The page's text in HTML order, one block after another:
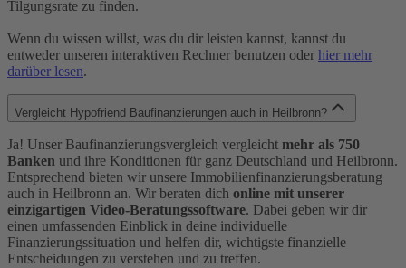
Tilgungsrate zu finden.
Wenn du wissen willst, was du dir leisten kannst, kannst du
entweder unseren interaktiven Rechner benutzen oder hier mehr
darüber lesen.
Vergleicht Hypofriend Baufinanzierungen auch in Heilbronn?
Ja! Unser Baufinanzierungsvergleich vergleicht mehr als 750
Banken und ihre Konditionen für ganz Deutschland und Heilbronn.
Entsprechend bieten wir unsere Immobilienfinanzierungsberatung
auch in Heilbronn an. Wir beraten dich online mit unserer
einzigartigen Video-Beratungssoftware. Dabei geben wir dir
einen umfassenden Einblick in deine individuelle
Finanzierungssituation und helfen dir, wichtigste finanzielle
Entscheidungen zu verstehen und zu treffen.